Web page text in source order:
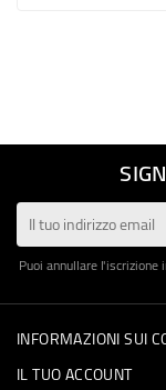
GIOCHI
PROFUMI
FESTE
Puoi annullare
INFORMAZIONI SUI
IL TUO ACCOUNT